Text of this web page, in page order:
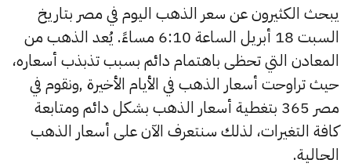
يبحث الكثيرون عن سعر الذهب اليوم في مصر بتاريخ
السبت 18 أبريل الساعة 6:10 مساءً. يُعد الذهب من
المعادن التي تحظى باهتمام دائم بسبب تذبذب أسعاره،
حيث تراوحت أسعار الذهب في الأيام الأخيرة ,ونقوم في
مصر 365 بتغطية أسعار الذهب بشكل دائم ومتابعة
كافة التغيرات، لذلك سنتعرف الآن على أسعار الذهب
الحالية.